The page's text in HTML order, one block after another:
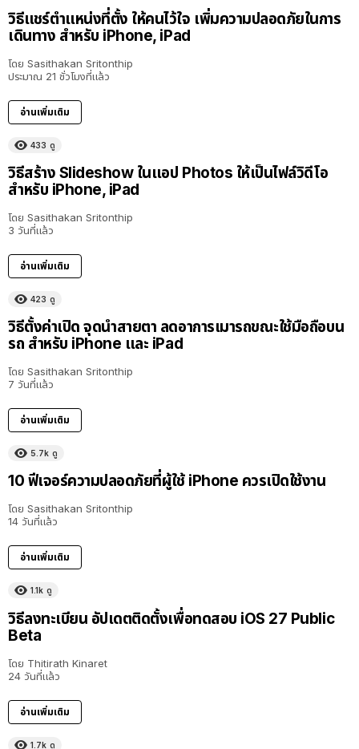
วิธีแชร์ตำแหน่งที่ตั้ง ให้คนไว้ใจ เพิ่มความปลอดภัยในการ
เดินทาง สำหรับ iPhone, iPad
โดย Sasithakan Sritonthip
ประมาณ 21 ชั่วโมงที่แล้ว
อ่านเพิ่มเติม
433 ดู
วิธีสร้าง Slideshow ในแอป Photos ให้เป็นไฟล์วิดีโอ
สำหรับ iPhone, iPad
โดย Sasithakan Sritonthip
3 วันที่แล้ว
อ่านเพิ่มเติม
423 ดู
วิธีตั้งค่าเปิด จุดนำสายตา ลดอาการเมารถขณะใช้มือถือบน
รถ สำหรับ iPhone และ iPad
โดย Sasithakan Sritonthip
7 วันที่แล้ว
อ่านเพิ่มเติม
5.7k ดู
10 ฟีเจอร์ความปลอดภัยที่ผู้ใช้ iPhone ควรเปิดใช้งาน
โดย Sasithakan Sritonthip
14 วันที่แล้ว
อ่านเพิ่มเติม
1.1k ดู
วิธีลงทะเบียน อัปเดตติดตั้งเพื่อทดสอบ iOS 27 Public
Beta
โดย Thitirath Kinaret
24 วันที่แล้ว
อ่านเพิ่มเติม
1.7k ดู